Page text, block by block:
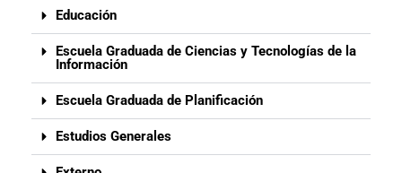
Educación
Escuela Graduada de Ciencias y Tecnologías de la
Información
Escuela Graduada de Planificación
Estudios Generales